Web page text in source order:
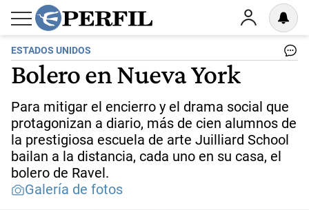
ESTADOS UNIDOS
Bolero en Nueva York
Para mitigar el encierro y el drama social que
protagonizan a diario, más de cien alumnos de
la prestigiosa escuela de arte Juilliard School
bailan a la distancia, cada uno en su casa, el
bolero de Ravel.
Galería de fotos